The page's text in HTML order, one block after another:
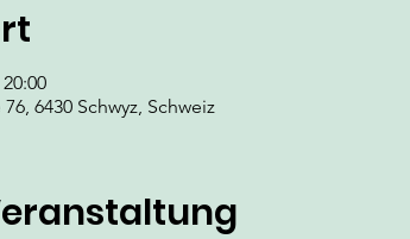
6430 Schwyz, Schweiz